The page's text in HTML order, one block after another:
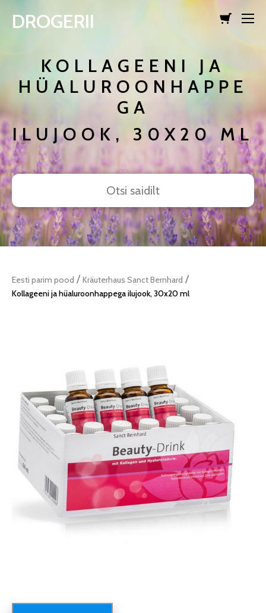
lisati ostukorvi.
DROGERII
KOLLAGEENI JA
HÜALUROONHAPPE
GA
ILUJOOK, 30X20 ML
Eesti parim pood / Kräuterhaus Sanct Bernhard /
Kollageeni ja hüaluroonhappega ilujook, 30x20 ml